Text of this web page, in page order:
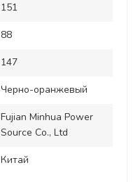
151
88
147
Черно-оранжевый
Fujian Minhua Power
Source Co., Ltd
Китай